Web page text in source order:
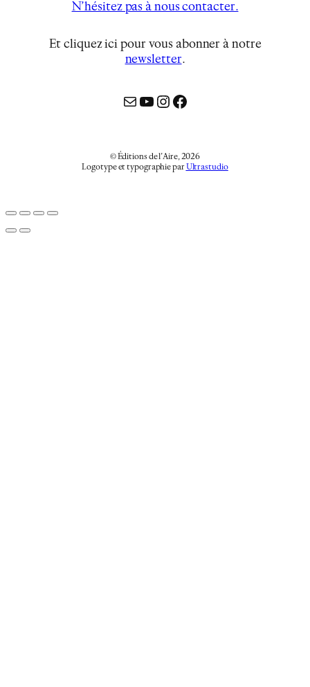
N’hésitez pas à nous contacter.
Et cliquez ici pour vous abonner à notre
newsletter…
MailYouTube
Instagram
Facebook
© Éditions de l’Aire, 2026
Logotype et typographie par Ultrastudio